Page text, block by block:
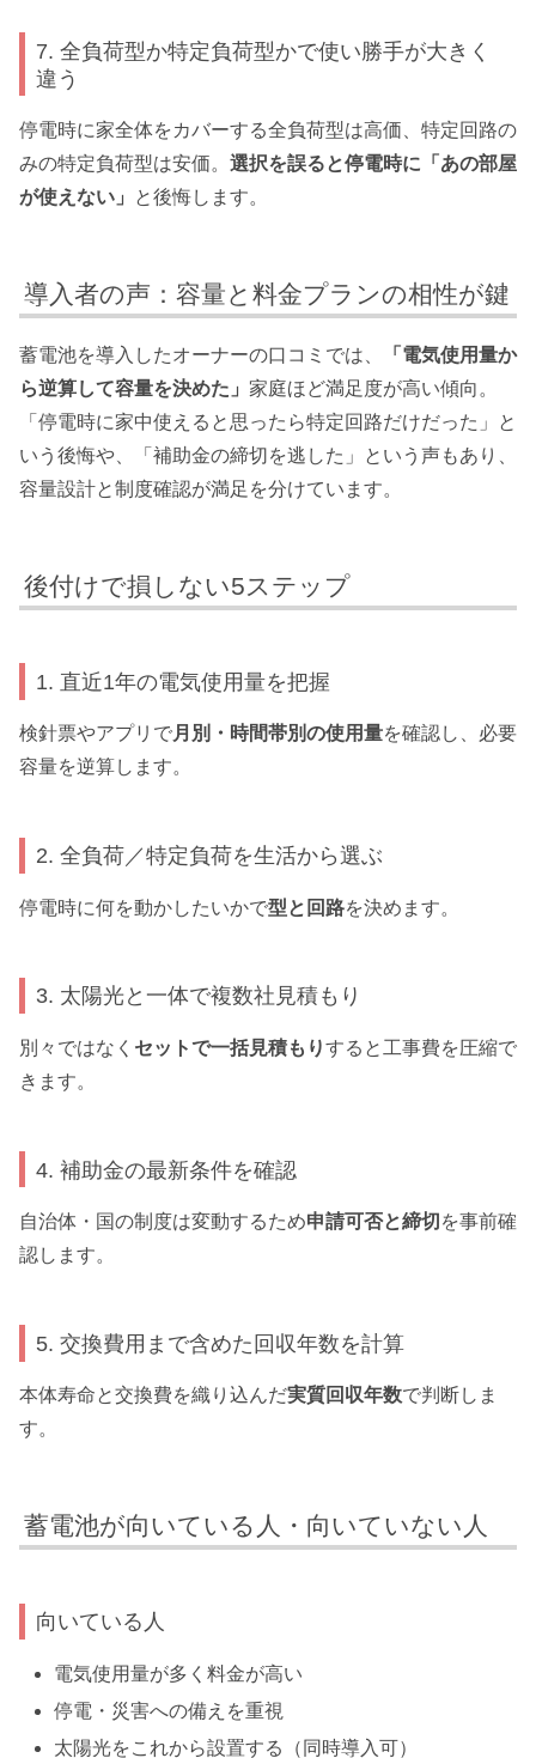
7. 全負荷型か特定負荷型かで使い勝手が大きく
違う
停電時に家全体をカバーする全負荷型は高価、特定回路の
みの特定負荷型は安価。 選択を誤ると停電時に「あの部屋
が使えない」
と後悔します。
導入者の声：容量と料金プランの相性が鍵
蓄電池を導入したオーナーの口コミでは、
「電気使用量か
ら逆算して容量を決めた」 家庭ほど満足度が高い傾向。
「停電時に家中使えると思ったら特定回路だけだった」と
いう後悔や、「補助金の締切を逃した」という声もあり、
容量設計と制度確認が満足を分けています。
後付けで損しない5ステップ
1. 直近1年の電気使用量を把握
検針票やアプリで月別・時間帯別の使用量を確認し、必要
容量を逆算します。
2. 全負荷／特定負荷を生活から選ぶ
停電時に何を動かしたいかで型と回路を決めます。
3. 太陽光と一体で複数社見積もり
別々ではなく セットで一括見積もりすると工事費を圧縮で
きます。
4. 補助金の最新条件を確認
自治体・国の制度は変動するため申請可否と締切 を事前確
認します。
5. 交換費用まで含めた回収年数を計算
本体寿命と交換費を織り込んだ実質回収年数で判断しま
す。
蓄電池が向いている人・向いていない人
向いている人
電気使用量が多く料金が高い
停電・災害への備えを重視
太陽光をこれから設置する（同時導入可）